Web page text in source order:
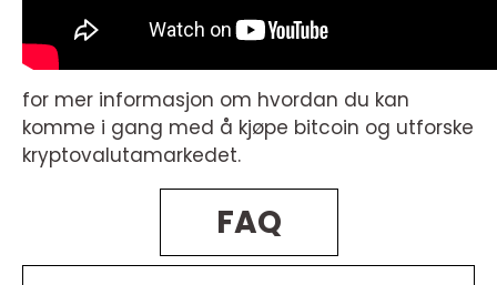
for mer informasjon om hvordan du kan
komme i gang med å kjøpe bitcoin og utforske
kryptovalutamarkedet.
FAQ